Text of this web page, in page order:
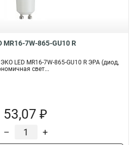
MR16-7W-865-GU10 R
LED MR16-7W-865-GU10 R ЭРА (диод,
свет...
53,07 ₽
– +